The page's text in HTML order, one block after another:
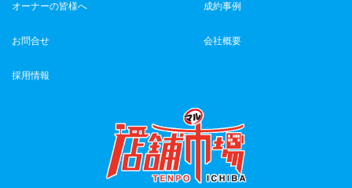
オーナーの皆様へ 成約事例
お問合せ 会社概要
採用情報